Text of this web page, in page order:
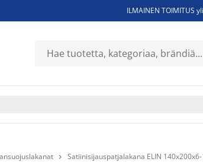
ILMAINEN TOIMITUS
 Satiinisijauspatjalakana ELIN